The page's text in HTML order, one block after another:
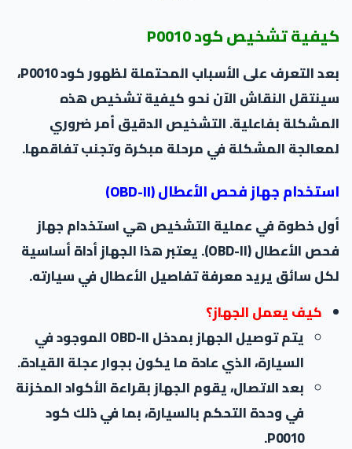
كيفية تشخيص كود P0010
بعد التعرف على الأسباب المحتملة لظهور كود P0010،
سينتقل النقاش الآن نحو كيفية تشخيص هذه
المشكلة بفاعلية. التشخيص الدقيق أمر ضروري
لمعالجة المشكلة في مرحلة مبكرة وتجنب تفاقمها.
استخدام جهاز فحص الأعطال (OBD-II)
أول خطوة في عملية التشخيص هي استخدام جهاز
فحص الأعطال (OBD-II). يعتبر هذا الجهاز أداة أساسية
لكل سائق يريد معرفة تفاصيل الأعطال في سيارته.
كيف يعمل الجهاز؟
يتم توصيل الجهاز بمدخل OBD-II الموجود في
السيارة، الذي عادة ما يكون بجوار عجلة القيادة.
بعد الاتصال، يقوم الجهاز بقراءة الأكواد المخزنة
في وحدة التحكم بالسيارة، بما في ذلك كود
P0010.